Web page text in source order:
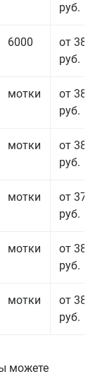
руб.
6000
от 38
руб.
мотки
от 38
руб.
мотки
от 38
руб.
мотки
от 37
руб.
мотки
от 38
руб.
мотки
от 38
руб.
можете